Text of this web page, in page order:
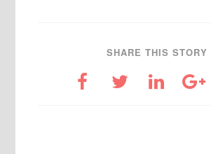
SHARE THIS STORY